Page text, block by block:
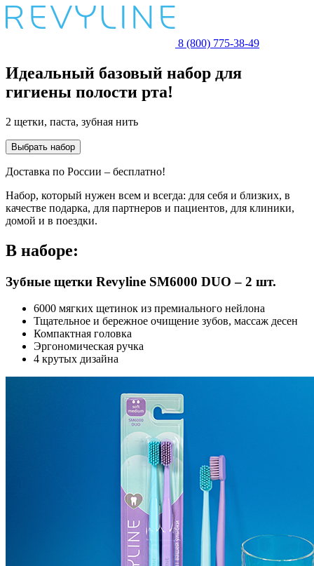
8 (800) 775-38-49
Идеальный базовый набор для
гигиены полости рта!
2 щетки, паста, зубная нить
Выбрать набор
Доставка по России – бесплатно!
Набор, который нужен всем и всегда: для себя и близких, в
качестве подарка, для партнеров и пациентов, для клиники,
домой и в поездки.
В наборе:
Зубные щетки Revyline SM6000 DUO – 2 шт.
6000 мягких щетинок из премиального нейлона
Тщательное и бережное очищение зубов, массаж десен
Компактная головка
Эргономическая ручка
4 крутых дизайна